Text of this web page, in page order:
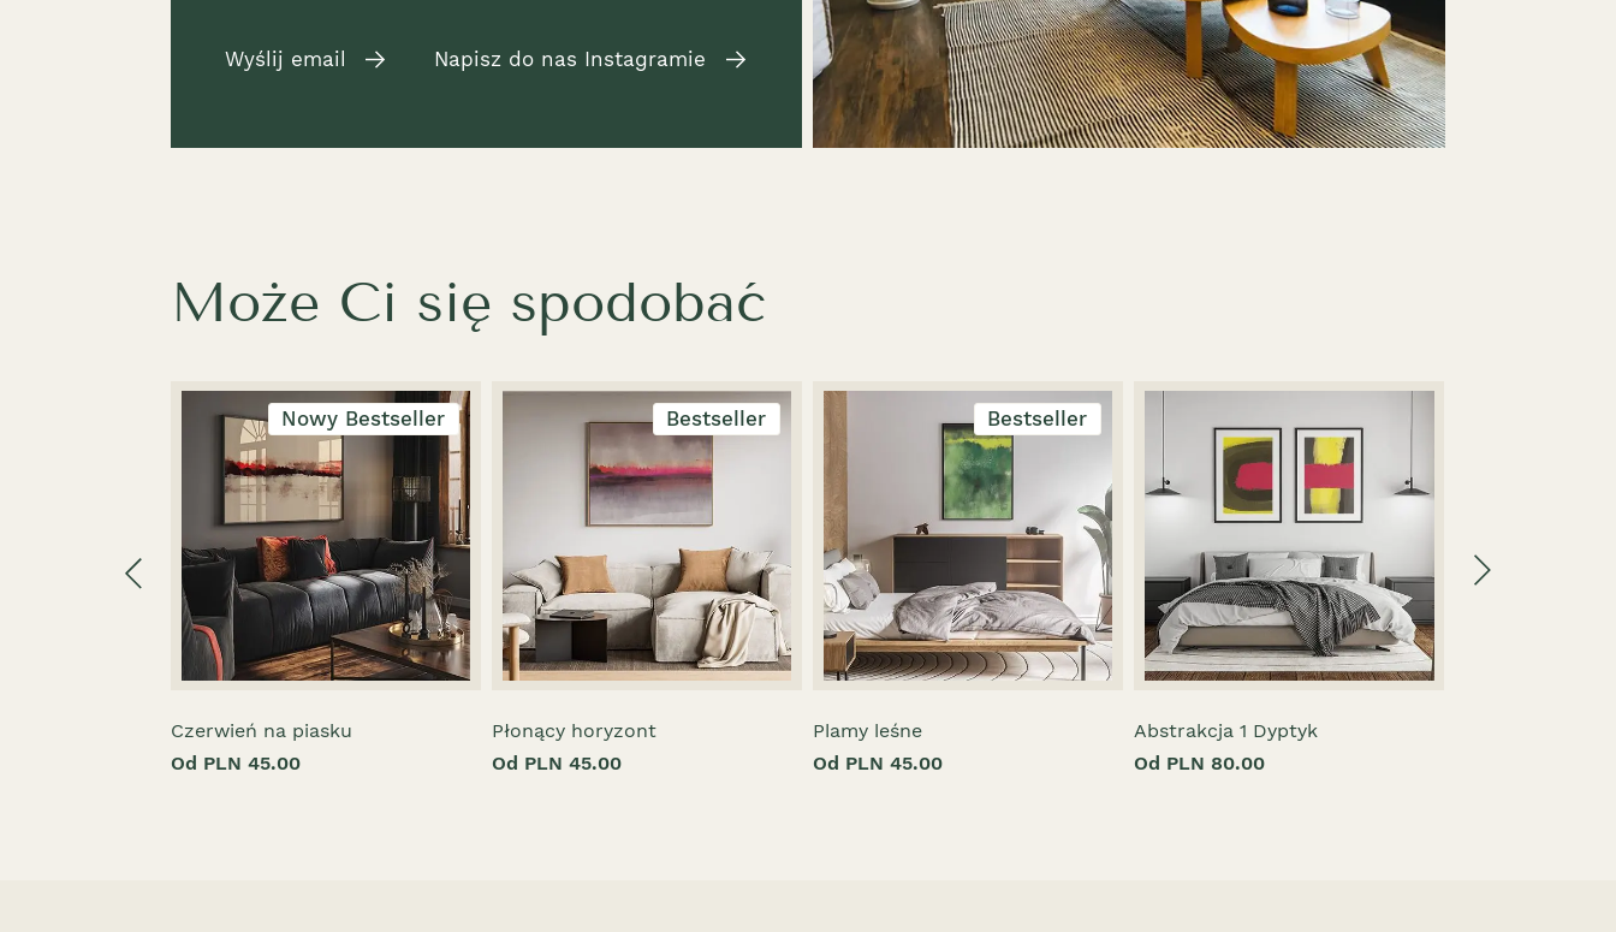
Wyślij email Napisz do nas Instagramie
Może Ci się spodobać
Nowy Bestseller
Czerwień na piasku
Od PLN 45.00
Bestseller
Płonący horyzont
Od PLN 45.00
Bestseller
Plamy leśne
Od PLN 45.00
Abstrakcja 1 Dyptyk
Od PLN 80.00